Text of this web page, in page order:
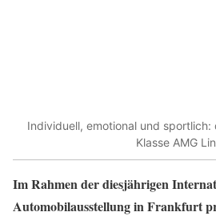
Individuell, emotional und
Klasse AMG
Im Rahmen der diesjährigen
Automobilausstellung in Frankfurt